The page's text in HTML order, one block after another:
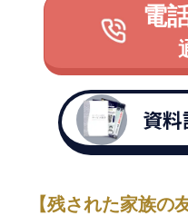
電
資
【残された家族の